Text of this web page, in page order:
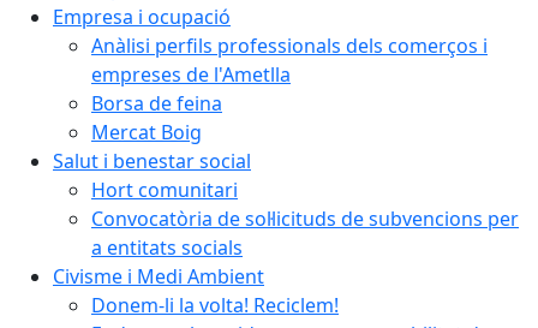
Empresa i ocupació
Anàlisi perfils professionals dels comerços i
empreses de l'Ametlla
Borsa de feina
Mercat Boig
Salut i benestar social
Hort comunitari
Convocatòria de sol·licituds de subvencions per
a entitats socials
Civisme i Medi Ambient
Donem-li la volta! Reciclem!